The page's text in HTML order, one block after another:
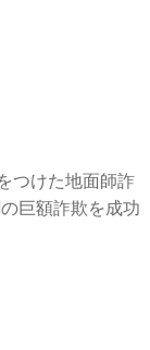
つけた地面師詐
巨額詐欺を成功